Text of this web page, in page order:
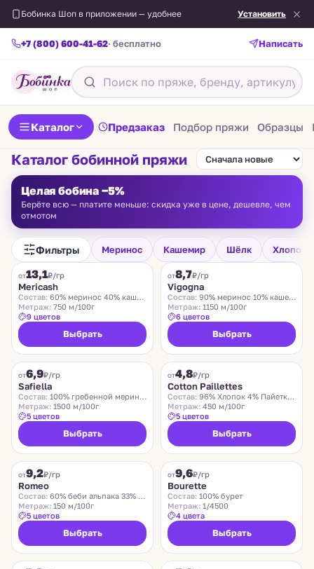
Бобинка Шоп в приложении — удобнее Установить
+7 (800) 600-41-62· бесплатно Написать
Каталог Предзаказ Подбор пряжи Образцы
Каталог бобинной пряжи
Целая бобина −5%
Берёте всю — платите меньше: скидка уже в цене, дешевле, чем
отмотом
Фильтры Меринос Кашемир Шёлк Хлопок
FILAMORE
от13,1₽/гр
Mericash
Состав: 60% меринос 40% кашемир
Метраж: 750 м/100г
9 цветов
Выбрать
VIGOGNA
от8,7₽/гр
Vigogna
Состав: 90% меринос 10% кашемир
Метраж: 1150 м/100г
6 цветов
Выбрать
от6,9₽/гр
Safiella
Состав: 100% гребенной меринос
Метраж: 1500 м/100г
5 цветов
Выбрать
от4,8₽/гр
Cotton Paillettes
Состав: 96% Хлопок 4% Пайетки Полиэстер
Метраж: 450 м/100г
5 цветов
Выбрать
от9,2₽/гр
Romeo
Состав: 60% беби альпака 33% меринос 7% нейлон
Метраж: 150 м/100г
5 цветов
Выбрать
Хит
от9,6₽/гр
Bourette
Состав: 100% бурет
Метраж: 1/4500
4 цвета
Выбрать